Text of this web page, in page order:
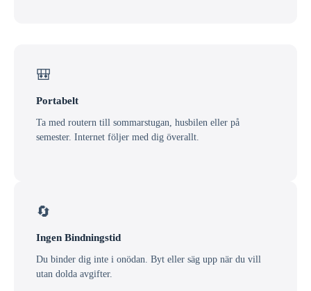
🎒
Portabelt
Ta med routern till sommarstugan, husbilen eller på
semester. Internet följer med dig överallt.
🔄
Ingen Bindningstid
Du binder dig inte i onödan. Byt eller säg upp när du vill
utan dolda avgifter.